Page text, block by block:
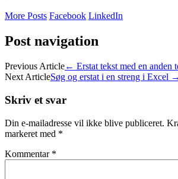
More Posts Facebook LinkedIn
Post navigation
Previous Article← Erstat tekst med en anden
Next ArticleSøg og erstat i en streng i Excel →
Skriv et svar
Din e-mailadresse vil ikke blive publiceret.
markeret med *
Kommentar *